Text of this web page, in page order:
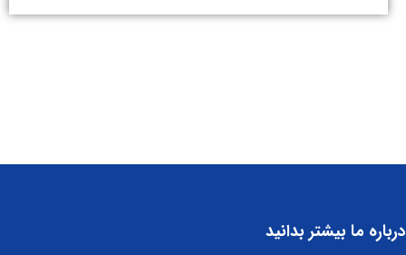
درباره ما بیشتر بدانید